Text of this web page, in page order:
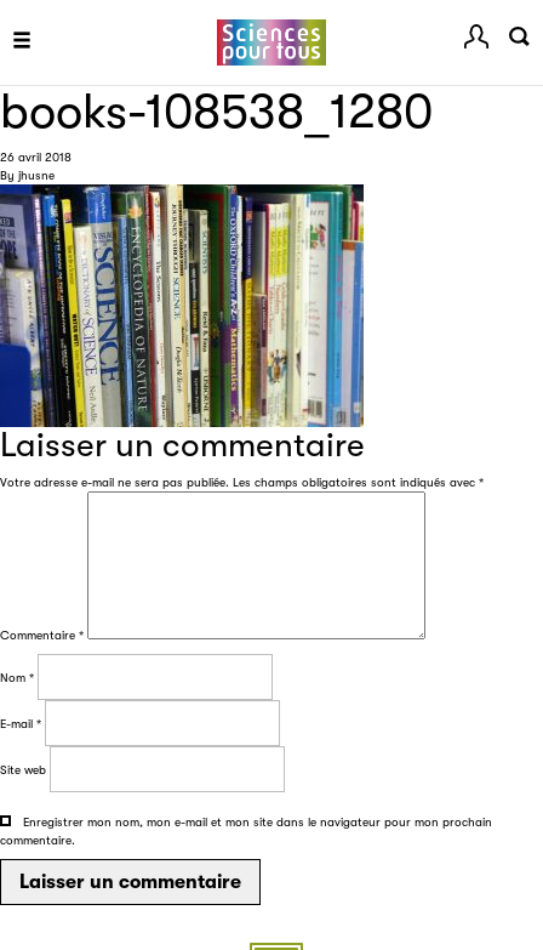
books-108538_1280
26 avril 2018
By jhusne
Laisser un commentaire
Votre adresse e-mail ne sera pas publiée. Les champs obligatoires sont indiqués avec *
Commentaire *
Nom *
E-mail *
Site web
Enregistrer mon nom, mon e-mail et mon site dans le navigateur pour mon prochain
commentaire.
Les petits champions de la lecture
Le jeu de lecture à voix haute gratuit et ouvert à tous les
enfants de CM1 et de CM2.
Partenaire
ouvrages grâce à Filéas.